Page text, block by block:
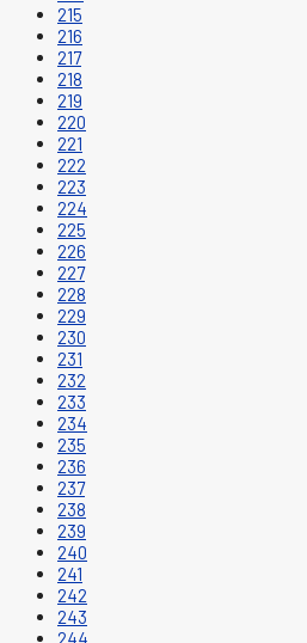
215
216
217
218
219
220
221
222
223
224
225
226
227
228
229
230
231
232
233
234
235
236
237
238
239
240
241
242
243